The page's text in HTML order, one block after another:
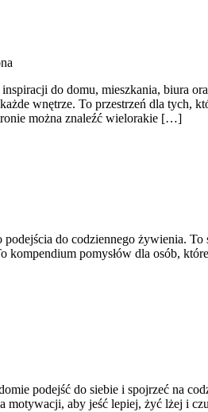
do domu, mieszkania, biura
wnętrze. To przestrzeń dla tych,
można znaleźć wielorakie […]
do codziennego żywienia.
pomysłów dla osób,
podejść do siebie i spojrzeć na
motywacji, aby jeść lepiej, żyć lżej i